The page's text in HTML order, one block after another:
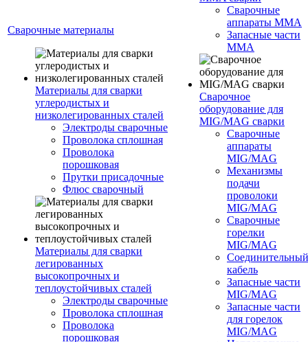
Сварочные материалы
Материалы для сварки
углеродистых и
низколегированных сталей
Электроды сварочные
Проволока сплошная
Проволока
порошковая
Прутки присадочные
Флюс сварочный
Материалы для сварки
легированных
высокопрочных и
теплоустойчивых сталей
Электроды сварочные
Проволока сплошная
Проволока
порошковая
Сварочные
аппараты MMA
Запасные части
MMA
Сварочное
оборудование для
MIG/MAG сварки
Сварочные
аппараты
MIG/MAG
Механизмы
подачи
проволоки
MIG/MAG
Сварочные
горелки
MIG/MAG
Соединительный
кабель
Запасные части
MIG/MAG
Запасные части
для горелок
MIG/MAG